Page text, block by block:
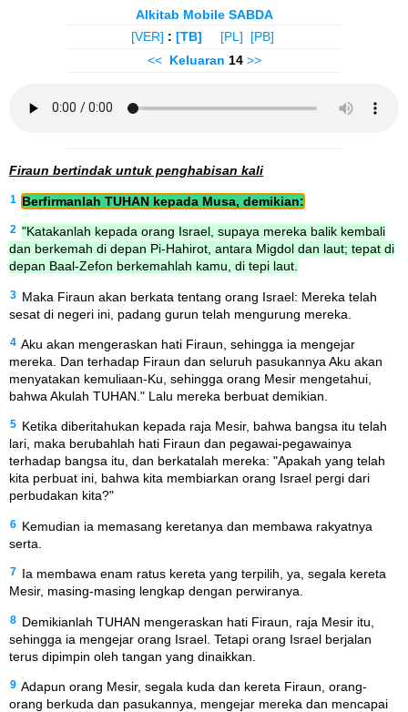
Alkitab Mobile SABDA
[VER] : [TB] [PL]
[PB]
<< Keluaran 14 >>
Firaun bertindak untuk penghabisan kali
1 Berfirmanlah TUHAN kepada Musa, demikian:
2 "Katakanlah kepada orang Israel, supaya mereka balik kembali
dan berkemah di depan Pi-Hahirot, antara Migdol dan laut; tepat di
depan Baal-Zefon berkemahlah kamu, di tepi laut.
3 Maka Firaun akan berkata tentang orang Israel: Mereka telah
sesat di negeri ini, padang gurun telah mengurung mereka.
4 Aku akan mengeraskan hati Firaun, sehingga ia mengejar
mereka. Dan terhadap Firaun dan seluruh pasukannya Aku akan
menyatakan kemuliaan-Ku, sehingga orang Mesir mengetahui,
bahwa Akulah TUHAN." Lalu mereka berbuat demikian.
5 Ketika diberitahukan kepada raja Mesir, bahwa bangsa itu telah
lari, maka berubahlah hati Firaun dan pegawai-pegawainya
terhadap bangsa itu, dan berkatalah mereka: "Apakah yang telah
kita perbuat ini, bahwa kita membiarkan orang Israel pergi dari
perbudakan kita?"
6 Kemudian ia memasang keretanya dan membawa rakyatnya
serta.
7 Ia membawa enam ratus kereta yang terpilih, ya, segala kereta
Mesir, masing-masing lengkap dengan perwiranya.
8 Demikianlah TUHAN mengeraskan hati Firaun, raja Mesir itu,
sehingga ia mengejar orang Israel. Tetapi orang Israel berjalan
terus dipimpin oleh tangan yang dinaikkan.
9 Adapun orang Mesir, segala kuda dan kereta Firaun, orang-
orang berkuda dan pasukannya, mengejar mereka dan mencapai